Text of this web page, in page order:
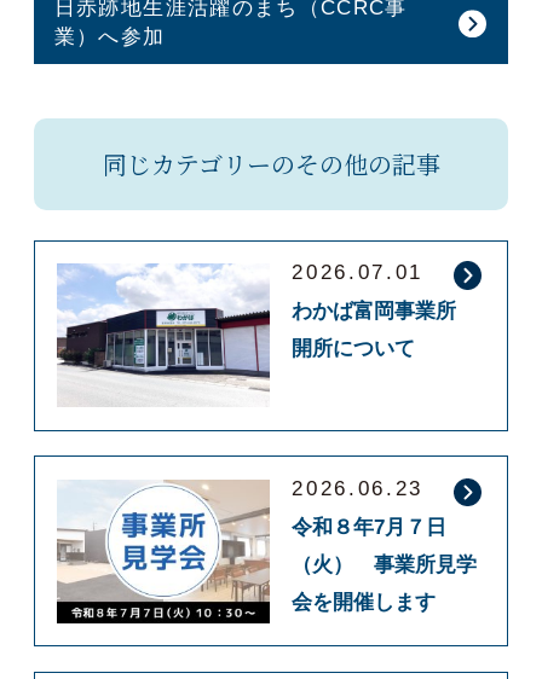
日赤跡地生涯活躍のまち（CCRC事
業）へ参加
同じカテゴリーのその他の記事
2026.07.01
わかば富岡事業所
開所について
2026.06.23
令和８年7月７日
（火） 事業所見学
会を開催します